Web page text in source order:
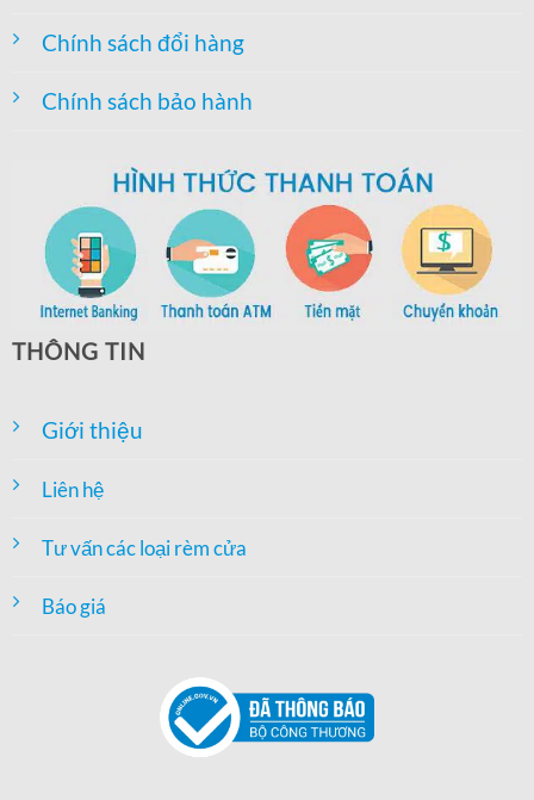
Chính sách đổi hàng
Chính sách bảo hành
THÔNG TIN
Giới thiệu
Liên hệ
Tư vấn các loại rèm cửa
Báo giá